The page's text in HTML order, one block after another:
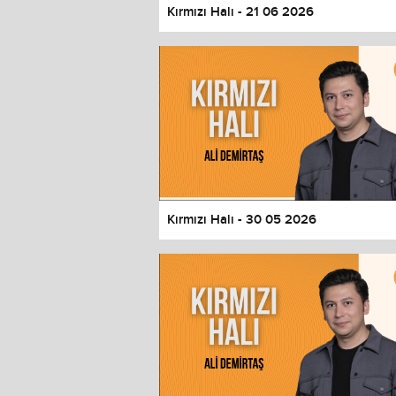
Kırmızı Halı - 21 06 2026
Kırmızı Halı - 30 05 2026